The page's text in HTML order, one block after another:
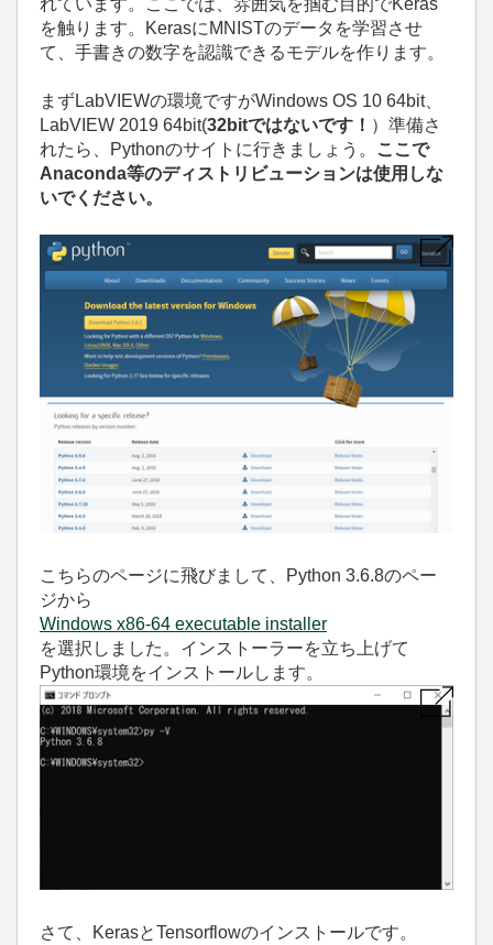
を触ります。KerasにMNISTのデータを学習させ
て、手書きの数字を認識できるモデルを作ります。
まずLabVIEWの環境ですがWindows OS 10 64bit、
LabVIEW 2019 64bit(32bitではないです！ ）準備さ
れたら、Pythonのサイトに行きましょう。
ここで
Anaconda等のディストリビューションは使用しな
いでください。
こちらのページに飛びまして、Python 3.6.8のペー
ジから
Windows x86-64 executable installer
を選択しました。インストーラーを立ち上げて
Python環境をインストールします。
さて、KerasとTensorflowのインストールです。